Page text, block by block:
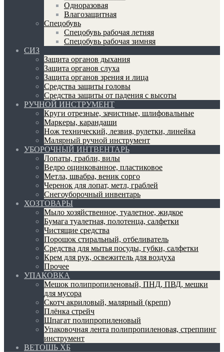
Одноразовая
Влагозащитная
Спецобувь
Спецобувь рабочая летняя
Спецобувь рабочая зимняя
СИЗ
Защита органов дыхания
Защита органов слуха
Защита органов зрения и лица
Средства защиты головы
Средства защиты от падения с высоты
РУЧНОЙ ИНСТРУМЕНТ
Круги отрезные, зачистные, шлифовальные
Маркеры, карандаши
Нож технический, лезвия, рулетки, линейка
Малярный ручной инструмент
УБОРОЧНЫЙ ИНТВЕНТАРЬ
Лопаты, грабли, вилы
Ведро оцинкованное, пластиковое
Метла, швабра, веник сорго
Черенок для лопат, метл, граблей
Снегоуборочный инвентарь
ХОЗТОВАРЫ
Мыло хозяйственное, туалетное, жидкое
Бумага туалетная, полотенца, салфетки
Чистящие средства
Порошок стиральный, отбеливатель
Средства для мытья посуды, губки, салфетки
Крем для рук, освежитель для воздуха
Прочее
УПАКОВКА
Мешок полипропиленовый, ПНД, ПВД, мешки
для мусора
Скотч акриловый, малярный (крепп)
Плёнка стрейч
Шпагат полипропиленовый
Упаковочная лента полипропиленовая, стреппинг
инструмент
ВЕТОШЬ ХБ